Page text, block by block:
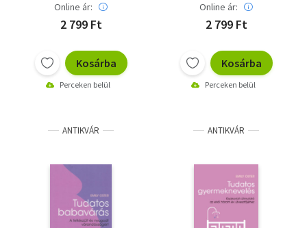
Online ár:
2 799 Ft
Kosárba
Perceken belül
Online ár:
2 799 Ft
Kosárba
Perceken belül
ANTIKVÁR ANTIKVÁR